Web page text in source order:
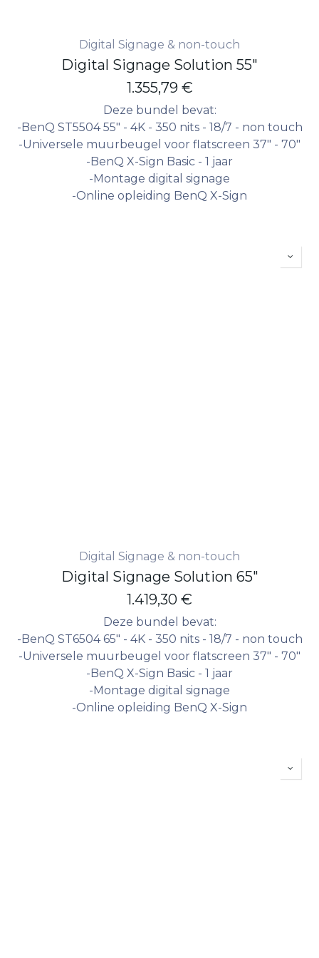
Digital Signage & non-touch
Digital Signage Solution 55"
1.355,79 €
Deze bundel bevat:
-BenQ ST5504 55" - 4K - 350 nits - 18/7 - non touch
-Universele muurbeugel voor flatscreen 37" - 70"
-BenQ X-Sign Basic - 1 jaar
-Montage digital signage
-Online opleiding BenQ X-Sign
Digital Signage & non-touch
Digital Signage Solution 65"
1.419,30 €
Deze bundel bevat:
-BenQ ST6504 65" - 4K - 350 nits - 18/7 - non touch
-Universele muurbeugel voor flatscreen 37" - 70"
-BenQ X-Sign Basic - 1 jaar
-Montage digital signage
-Online opleiding BenQ X-Sign